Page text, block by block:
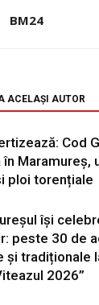
BM24
ACELAȘI AUTOR
Cod
în Maramureș,
ploi torențiale
își
peste 30 de
și tradiționale
2026”